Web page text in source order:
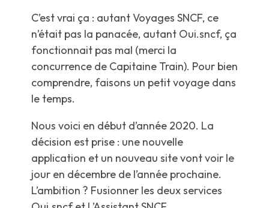
C’est vrai ça : autant Voyages SNCF, ce
n’était pas la panacée, autant Oui.sncf, ça
fonctionnait pas mal (merci la
concurrence de Capitaine Train). Pour bien
comprendre, faisons un petit voyage dans
le temps.
Nous voici en début d’année 2020. La
décision est prise : une nouvelle
application et un nouveau site vont voir le
jour en décembre de l’année prochaine.
L’ambition ? Fusionner les deux services